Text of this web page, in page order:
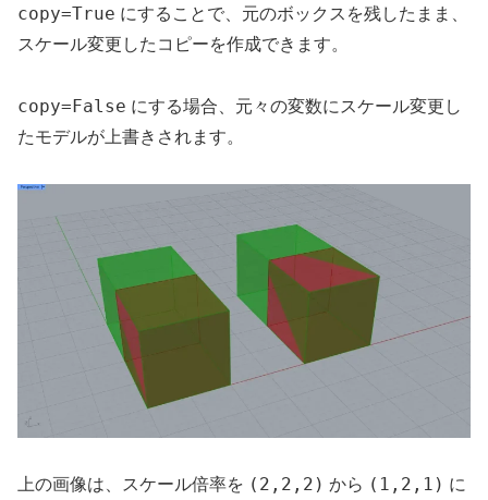
copy=True にすることで、元のボックスを残したまま、
スケール変更したコピーを作成できます。
copy=False にする場合、元々の変数にスケール変更し
たモデルが上書きされます。
上の画像は、スケール倍率を (2,2,2) から (1,2,1) に